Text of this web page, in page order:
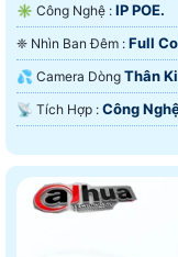
✳️ Công Nghệ : IP POE.
❈ Nhìn Ban Đêm : Full
💦 Camera Dòng Thân
️📡 Tích Hợp : Công